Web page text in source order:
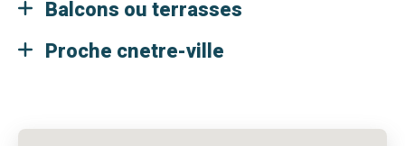
Balcons ou terrasses
Proche cnetre-ville